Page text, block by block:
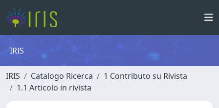
IRIS
IRIS Catalogo Ricerca
1 Contributo su Rivista
1.1 Articolo in rivista